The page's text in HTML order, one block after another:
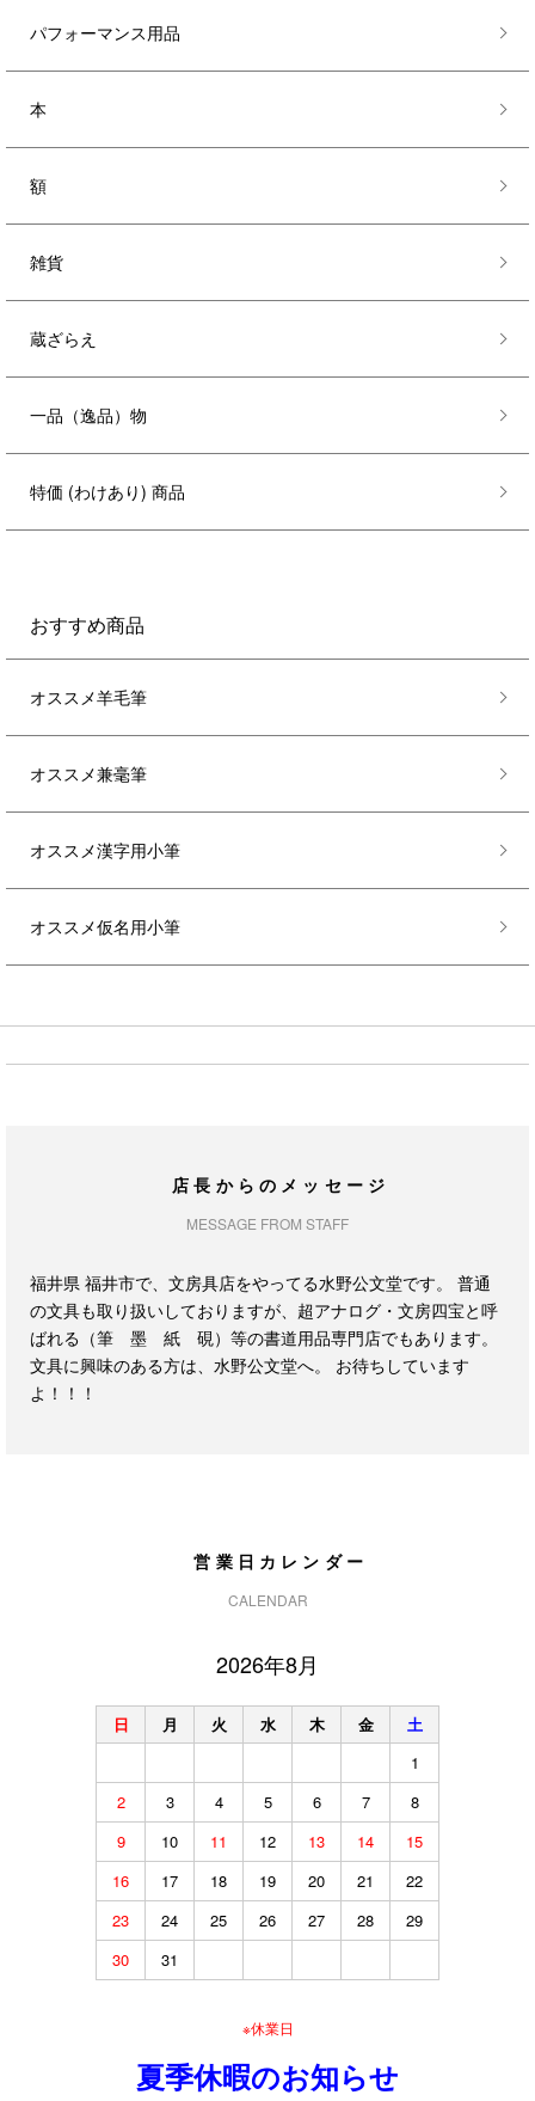
パフォーマンス用品
本
額
雑貨
蔵ざらえ
一品（逸品）物
特価 (わけあり) 商品
おすすめ商品
オススメ羊毛筆
オススメ兼毫筆
オススメ漢字用小筆
オススメ仮名用小筆
店長からのメッセージ
MESSAGE FROM STAFF
福井県 福井市で、文房具店をやってる水野公文堂です。 普通
の文具も取り扱いしておりますが、超アナログ・文房四宝と呼
ばれる（筆 墨 紙 硯）等の書道用品専門店でもあります。
文具に興味のある方は、水野公文堂へ。 お待ちしています
よ！！！
営業日カレンダー
CALENDAR
2026年8月
日 月 火 水 木 金
土
1
2
3 4 5 6 7
8
9
10 11 12 13 14
15
16
17 18 19 20 21
22
23
24 25 26 27 28
29
30
31
※休業日
夏季休暇のお知らせ